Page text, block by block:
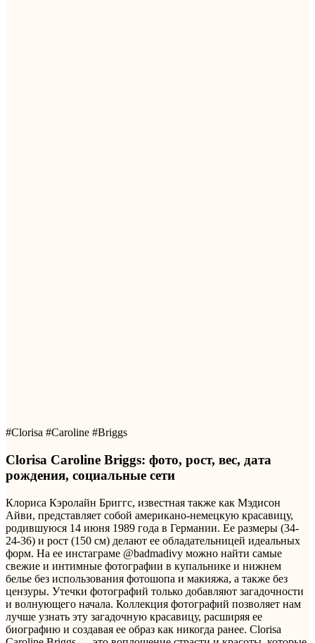
#Clorisa #Caroline #Briggs
Clorisa Caroline Briggs: фото, рост, вес, дата
рождения, социальные сети
Клориса Кэролайн Бриггс, известная также как Мэдисон
Айви, представляет собой американо-немецкую красавицу,
родившуюся 14 июня 1989 года в Германии. Ее размеры (34-
24-36) и рост (150 см) делают ее обладательницей идеальных
форм. На ее инстаграме @badmadivy можно найти самые
свежие и интимные фотографии в купальнике и нижнем
белье без использования фотошопа и макияжа, а также без
цензуры. Утечки фотографий только добавляют загадочности
и волнующего начала. Коллекция фотографий позволяет нам
лучше узнать эту загадочную красавицу, расширяя ее
биографию и создавая ее образ как никогда ранее. Clorisa